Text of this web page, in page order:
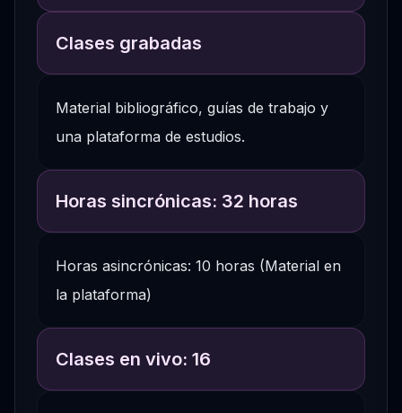
Clases grabadas
Material bibliográfico, guías de trabajo y
una plataforma de estudios.
Horas sincrónicas: 32 horas
Horas asincrónicas: 10 horas (Material en
la plataforma)
Clases en vivo: 16